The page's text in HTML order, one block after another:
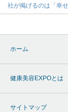
社が掲げるのは「幸
ホーム
健康美容EXPOとは
サイトマップ